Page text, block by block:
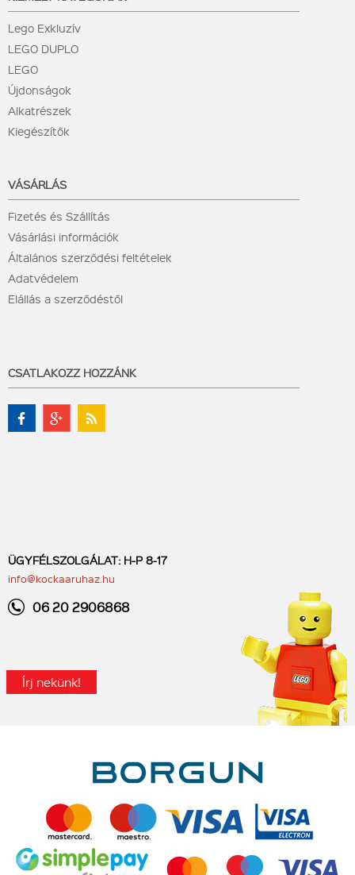
Lego Exkluzív
LEGO DUPLO
LEGO
Újdonságok
Alkatrészek
Kiegészítők
VÁSÁRLÁS
Fizetés és Szállítás
Vásárlási információk
Általános szerződési feltételek
Adatvédelem
Elállás a szerződéstől
CSATLAKOZZ HOZZÁNK
ÜGYFÉLSZOLGÁLAT: H-P 8-17
info@kockaaruhaz.hu
06 20 2906868
Írj nekünk!